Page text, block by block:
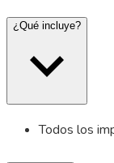
¿Qué incluye?
Todos los